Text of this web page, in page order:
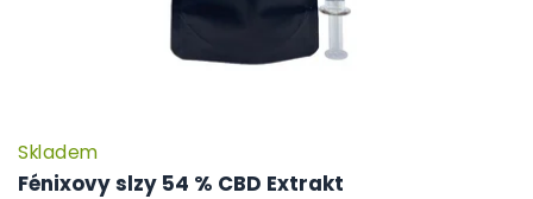
Fénixovy slzy 54 % CBD Extrakt
Skladem